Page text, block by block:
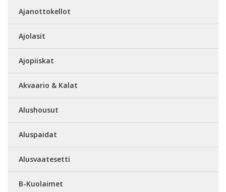
Ajanottokellot
Ajolasit
Ajopiiskat
Akvaario & Kalat
Alushousut
Aluspaidat
Alusvaatesetti
B-Kuolaimet